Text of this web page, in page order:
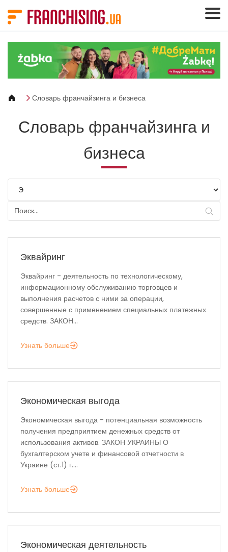
Словарь франчайзинга и бизнеса
Словарь франчайзинга и
бизнеса
Эквайринг
Эквайринг - деятельность по технологическому,
информационному обслуживанию торговцев и
выполнения расчетов с ними за операции,
совершенные с применением специальных платежных
средств. ЗАКОН...
Узнать больше
Экономическая выгода
Экономическая выгода - потенциальная возможность
получения предприятием денежных средств от
использования активов. ЗАКОН УКРАИНЫ О
бухгалтерском учете и финансовой отчетности в
Украине (ст.1) г....
Узнать больше
Экономическая деятельность